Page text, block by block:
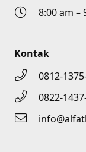
8:00 am –
Kontak
0812-
0822-